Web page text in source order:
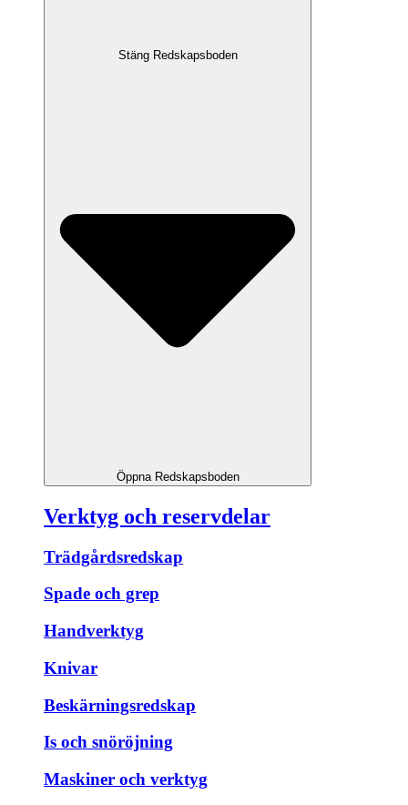
Stäng Redskapsboden
Öppna Redskapsboden
Verktyg och reservdelar
Trädgårdsredskap
Spade och grep
Handverktyg
Knivar
Beskärningsredskap
Is och snöröjning
Maskiner och verktyg